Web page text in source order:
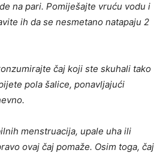
na pari. Pomiješajte vruću vodu i
ih da se nesmetano natapaju 2
čaj koji ste skuhali tako
pola šalice, ponavljajući
menstruacija, upale uha ili
ovaj čaj pomaže. Osim toga, čaj